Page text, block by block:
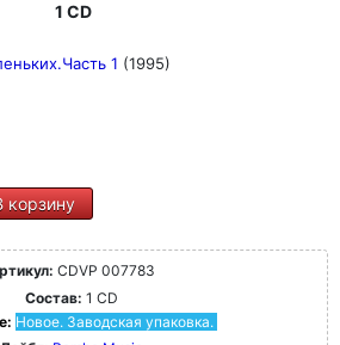
1 CD
1 (1995)
корзину
CDVP 007783
Состав: 1 CD
Новое. Заводская упаковка.